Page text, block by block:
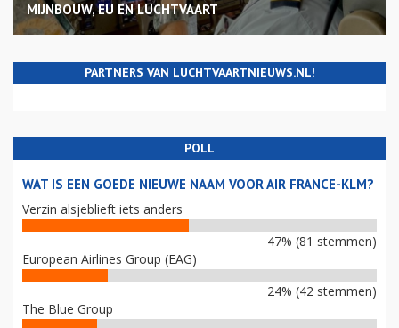
MIJNBOUW, EU EN LUCHTVAART
PARTNERS VAN LUCHTVAARTNIEUWS.NL!
POLL
WAT IS EEN GOEDE NIEUWE NAAM VOOR AIR FRANCE-KLM?
Verzin alsjeblieft iets anders
47% (81 stemmen)
European Airlines Group (EAG)
24% (42 stemmen)
The Blue Group